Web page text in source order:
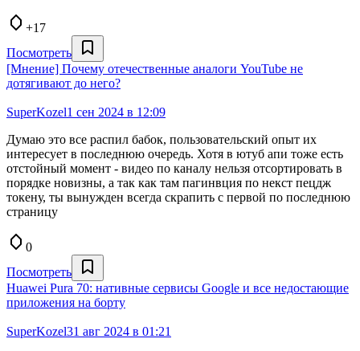
+17
Посмотреть
[Мнение] Почему отечественные аналоги YouTube не
дотягивают до него?
SuperKozel1 сен 2024 в 12:09
Думаю это все распил бабок, пользовательский опыт их
интересует в последнюю очередь. Хотя в ютуб апи тоже есть
отстойный момент - видео по каналу нельзя отсортировать в
порядке новизны, а так как там пагинвция по некст пецдж
токену, ты вынужден всегда скрапить с первой по последнюю
страницу
0
Посмотреть
Huawei Pura 70: нативные сервисы Google и все недостающие
приложения на борту
SuperKozel31 авг 2024 в 01:21